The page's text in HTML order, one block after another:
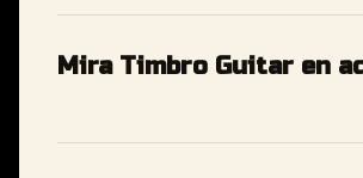
Mira Timbro Guitar en